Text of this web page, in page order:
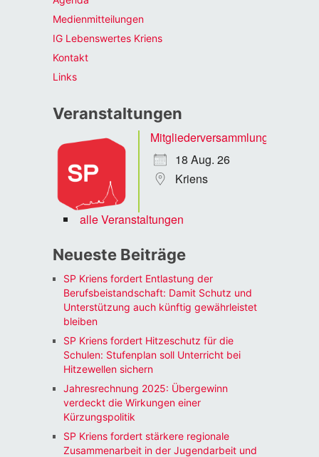
Medienmitteilungen
IG Lebenswertes Kriens
Kontakt
Links
Veranstaltungen
Mitgliederversammlung
18 Aug. 26
Kriens
alle Veranstaltungen
Neueste Beiträge
SP Kriens fordert Entlastung der
Berufsbeistandschaft: Damit Schutz und
Unterstützung auch künftig gewährleistet
bleiben
SP Kriens fordert Hitzeschutz für die
Schulen: Stufenplan soll Unterricht bei
Hitzewellen sichern
Jahresrechnung 2025: Übergewinn
verdeckt die Wirkungen einer
Kürzungspolitik
SP Kriens fordert stärkere regionale
Zusammenarbeit in der Jugendarbeit und